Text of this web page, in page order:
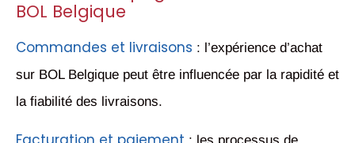
BOL Belgique
Commandes et livraisons : l’expérience d’achat
sur BOL Belgique peut être influencée par la rapidité et
la fiabilité des livraisons.